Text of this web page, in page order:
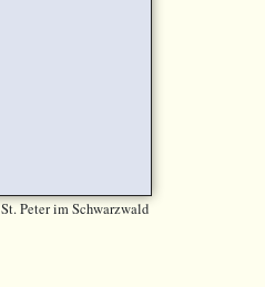
St. Peter im Schwarzwald